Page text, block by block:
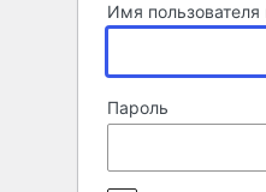
Имя пользователя
Пароль